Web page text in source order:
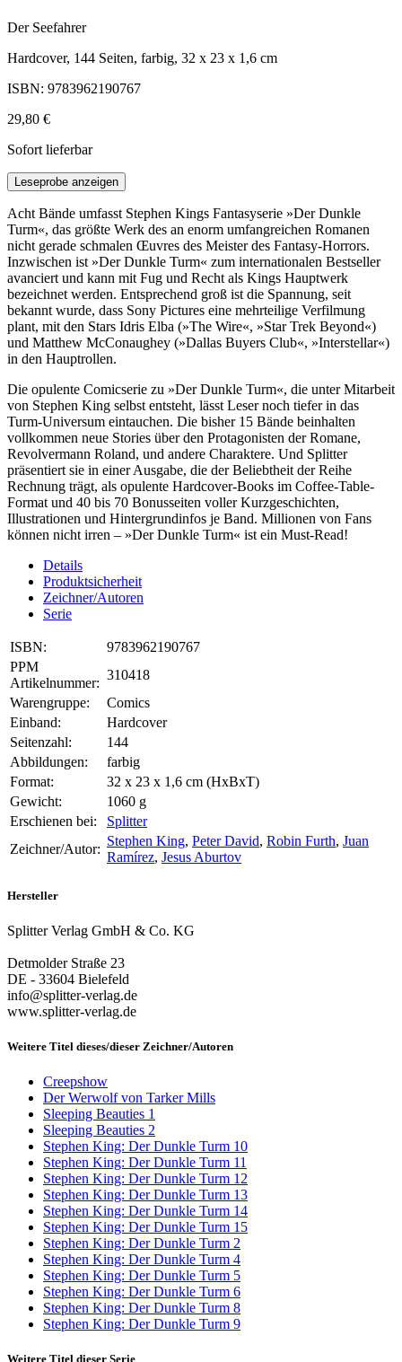
Der Seefahrer
Hardcover, 144 Seiten, farbig, 32 x 23 x 1,6 cm
ISBN: 9783962190767
29,80 €
Sofort lieferbar
Leseprobe anzeigen
Acht Bände umfasst Stephen Kings Fantasyserie »Der Dunkle
Turm«, das größte Werk des an enorm umfangreichen Romanen
nicht gerade schmalen Œuvres des Meister des Fantasy-Horrors.
Inzwischen ist »Der Dunkle Turm« zum internationalen Bestseller
avanciert und kann mit Fug und Recht als Kings Hauptwerk
bezeichnet werden. Entsprechend groß ist die Spannung, seit
bekannt wurde, dass Sony Pictures eine mehrteilige Verfilmung
plant, mit den Stars Idris Elba (»The Wire«, »Star Trek Beyond«)
und Matthew McConaughey (»Dallas Buyers Club«, »Interstellar«)
in den Hauptrollen.
Die opulente Comicserie zu »Der Dunkle Turm«, die unter Mitarbeit
von Stephen King selbst entsteht, lässt Leser noch tiefer in das
Turm-Universum eintauchen. Die bisher 15 Bände beinhalten
vollkommen neue Stories über den Protagonisten der Romane,
Revolvermann Roland, und andere Charaktere. Und Splitter
präsentiert sie in einer Ausgabe, die der Beliebtheit der Reihe
Rechnung trägt, als opulente Hardcover-Books im Coffee-Table-
Format und 40 bis 70 Bonusseiten voller Kurzgeschichten,
Illustrationen und Hintergrundinfos je Band. Millionen von Fans
können nicht irren – »Der Dunkle Turm« ist ein Must-Read!
Details
Produktsicherheit
Zeichner/Autoren
Serie
ISBN:
9783962190767
PPM
Artikelnummer:
310418
Warengruppe:
Comics
Einband:
Hardcover
Seitenzahl:
144
Abbildungen:
farbig
Format:
32 x 23 x 1,6 cm (HxBxT)
Gewicht:
1060 g
Erschienen bei:
Splitter
Zeichner/Autor:
Stephen King, Peter David, Robin Furth, Juan
Ramírez, Jesus Aburtov
Hersteller
Splitter Verlag GmbH & Co. KG
Detmolder Straße 23
DE - 33604 Bielefeld
info@splitter-verlag.de
www.splitter-verlag.de
Weitere Titel dieses/dieser Zeichner/Autoren
Creepshow
Der Werwolf von Tarker Mills
Sleeping Beauties 1
Sleeping Beauties 2
Stephen King: Der Dunkle Turm 10
Stephen King: Der Dunkle Turm 11
Stephen King: Der Dunkle Turm 12
Stephen King: Der Dunkle Turm 13
Stephen King: Der Dunkle Turm 14
Stephen King: Der Dunkle Turm 15
Stephen King: Der Dunkle Turm 2
Stephen King: Der Dunkle Turm 4
Stephen King: Der Dunkle Turm 5
Stephen King: Der Dunkle Turm 6
Stephen King: Der Dunkle Turm 8
Stephen King: Der Dunkle Turm 9
Weitere Titel dieser Serie